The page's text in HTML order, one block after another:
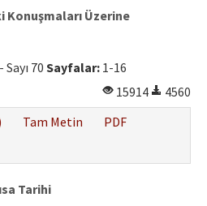
Konuşmaları Üzerine
70 Sayfalar: 1-16
15914
4560
Tam Metin
PDF
Tarihi